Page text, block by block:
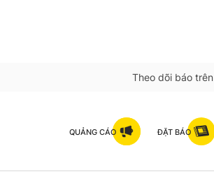
Theo dõi báo trên
QUẢNG CÁO ĐẶT BÁO